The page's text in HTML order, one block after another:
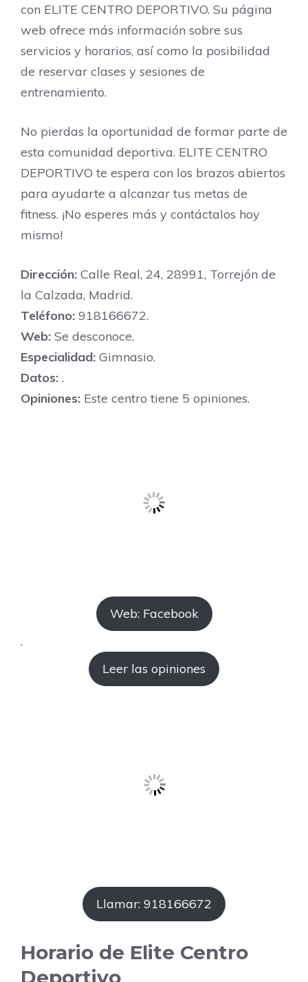
con ELITE CENTRO DEPORTIVO. Su página
web ofrece más información sobre sus
servicios y horarios, así como la posibilidad
de reservar clases y sesiones de
entrenamiento.
No pierdas la oportunidad de formar parte de
esta comunidad deportiva. ELITE CENTRO
DEPORTIVO te espera con los brazos abiertos
para ayudarte a alcanzar tus metas de
fitness. ¡No esperes más y contáctalos hoy
mismo!
Dirección: Calle Real, 24, 28991, Torrejón de
la Calzada, Madrid.
Teléfono: 918166672.
Web: Se desconoce.
Especialidad: Gimnasio.
Datos: .
Opiniones: Este centro tiene 5 opiniones.
Web: Facebook
.
Leer las opiniones
Llamar: 918166672
Horario de Elite Centro